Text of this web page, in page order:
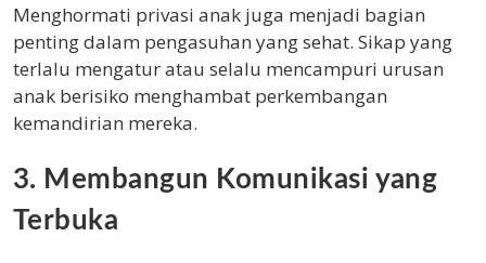
Menghormati privasi anak juga menjadi bagian
penting dalam pengasuhan yang sehat. Sikap yang
terlalu mengatur atau selalu mencampuri urusan
anak berisiko menghambat perkembangan
kemandirian mereka.
3. Membangun Komunikasi yang
Terbuka